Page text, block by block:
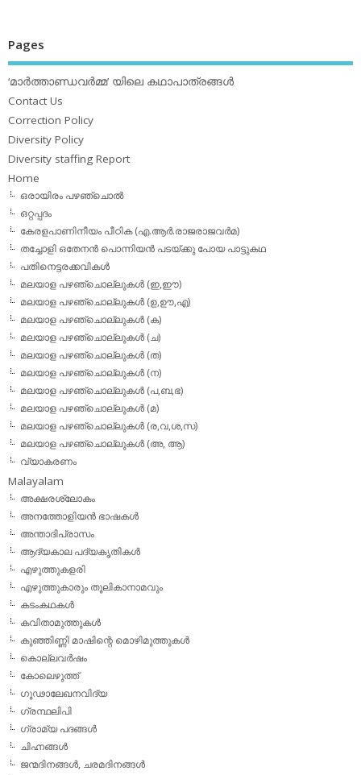
Pages
‘മാര്‍ത്താണ്ഡവര്‍മ്മ’ യിലെ കഥാപാത്രങ്ങള്‍
Contact Us
Correction Policy
Diversity Policy
Diversity staffing Report
Home
ഒരായിരം പഴഞ്ചൊല്‍
ഒറ്റപ്പദം
കേരളപാണിനീയം പീഠിക (എ.ആര്‍.രാജരാജവര്‍മ)
തച്ചോളി ഒതേനൻ പൊന്നിയൻ പടയ്‌ക്കു പോയ പാട്ടുകഥ
പതിനെട്ടരക്കവികള്‍
മലയാള പഴഞ്ചൊല്ലുകള്‍ (ഇ,ഈ)
മലയാള പഴഞ്ചൊല്ലുകള്‍ (ഉ,ഊ,എ)
മലയാള പഴഞ്ചൊല്ലുകള്‍ (ക)
മലയാള പഴഞ്ചൊല്ലുകള്‍ (ച)
മലയാള പഴഞ്ചൊല്ലുകള്‍ (ത)
മലയാള പഴഞ്ചൊല്ലുകള്‍ (ന)
മലയാള പഴഞ്ചൊല്ലുകള്‍ (പ,ബ,ഭ)
മലയാള പഴഞ്ചൊല്ലുകള്‍ (മ)
മലയാള പഴഞ്ചൊല്ലുകള്‍ (ര,വ,ശ,സ)
മലയാള പഴഞ്ചൊല്ലുകൾ (അ, ആ)
വ്യാകരണം
Malayalam
അക്ഷരശ്ലോകം
അനത്തോളിയന്‍ ഭാഷകള്‍
അന്താദിപ്രാസം
ആദ്യകാല പദ്യകൃതികള്‍
എഴുത്തുകളരി
എഴുത്തുകാരും തൂലികാനാമവും
കടംകഥകള്‍
കവിതാമുത്തുകള്‍
കുഞ്ഞിണ്ണി മാഷിന്റെ മൊഴിമുത്തുകള്‍
കൊല്ലവര്‍ഷം
കോലെഴുത്ത്
ഗൂഢാലേഖനവിദ്യ
ഗ്രന്ഥലിപി
ഗ്രാമ്യ പദങ്ങള്‍
ചിഹ്നങ്ങള്‍
ജന്മദിനങ്ങള്‍, ചരമദിനങ്ങള്‍